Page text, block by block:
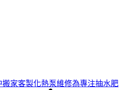
家客製化熱泵維修為專注抽水肥